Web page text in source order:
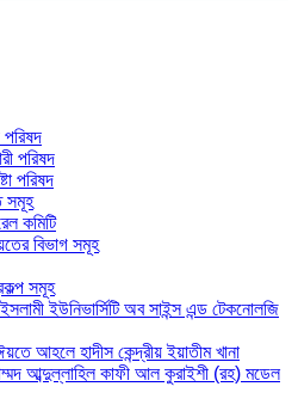
পরিষদ
পরিষদ
পরিষদ
সমূহ
কমিটি
বিভাগ সমূহ
সমূহ
ইসলামী ইউনিভার্সিটি অব সাইন্স এন্ড টেকনোলজি
আহলে হাদীস কেন্দ্রীয় ইয়াতীম খানা
আব্দুল্লাহিল কাফী আল কুরাইশী (রহ) মডেল